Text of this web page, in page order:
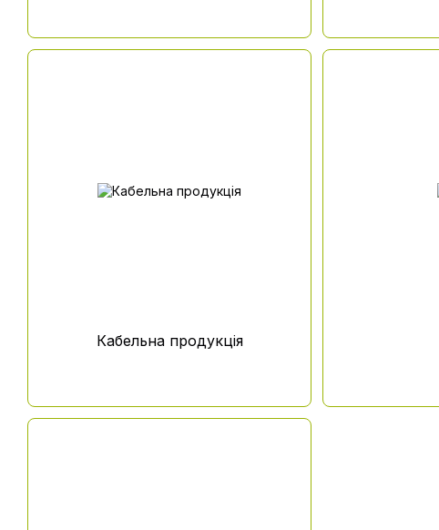
Кабельна продукція